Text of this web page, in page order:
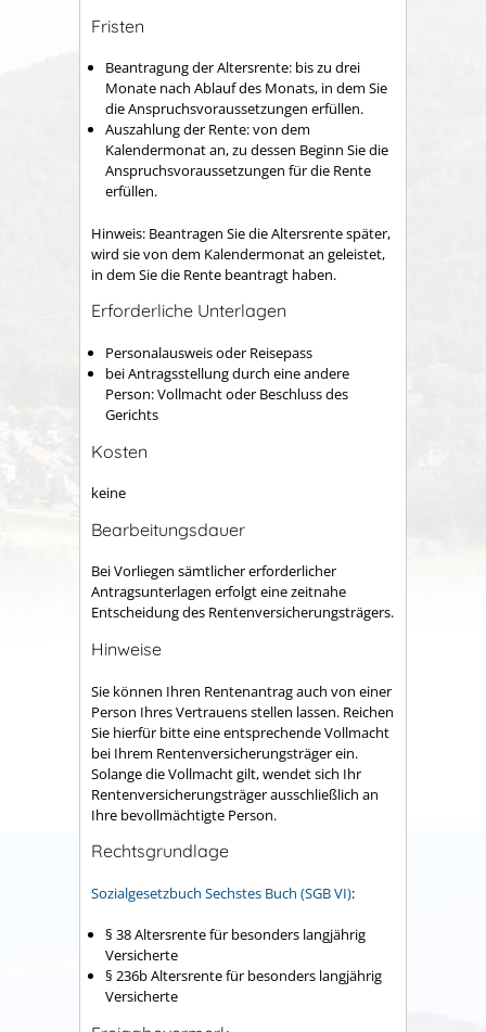
Fristen
Beantragung der Altersrente: bis zu drei
Monate nach Ablauf des Monats, in dem Sie
die Anspruchsvoraussetzungen erfüllen.
Auszahlung der Rente: von dem
Kalendermonat an, zu dessen Beginn Sie die
Anspruchsvoraussetzungen für die Rente
erfüllen.
Hinweis: Beantragen Sie die Altersrente später,
wird sie von dem Kalendermonat an geleistet,
in dem Sie die Rente beantragt haben.
Erforderliche Unterlagen
Personalausweis oder Reisepass
bei Antragsstellung durch eine andere
Person: Vollmacht oder Beschluss des
Gerichts
Kosten
keine
Bearbeitungsdauer
Bei Vorliegen sämtlicher erforderlicher
Antragsunterlagen erfolgt eine zeitnahe
Entscheidung des Rentenversicherungsträgers.
Hinweise
Sie können Ihren Rentenantrag auch von einer
Person Ihres Vertrauens stellen lassen. Reichen
Sie hierfür bitte eine entsprechende Vollmacht
bei Ihrem Rentenversicherungsträger ein.
Solange die Vollmacht gilt, wendet sich Ihr
Rentenversicherungsträger ausschließlich an
Ihre bevollmächtigte Person.
Rechtsgrundlage
Sozialgesetzbuch Sechstes Buch (SGB VI):
§ 38 Altersrente für besonders langjährig
Versicherte
§ 236b Altersrente für besonders langjährig
Versicherte